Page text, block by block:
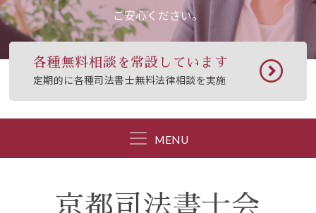
ご安心ください。
各種無料相談を常設しています
定期的に各種司法書士無料法律相談を実施
MENU
京都司法書士会